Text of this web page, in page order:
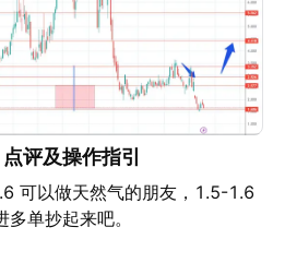
评及操作指引
可以做天然气的朋友，1.5-1.6
单抄起来吧。